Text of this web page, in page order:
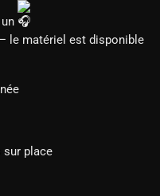
le matériel est disponible
place